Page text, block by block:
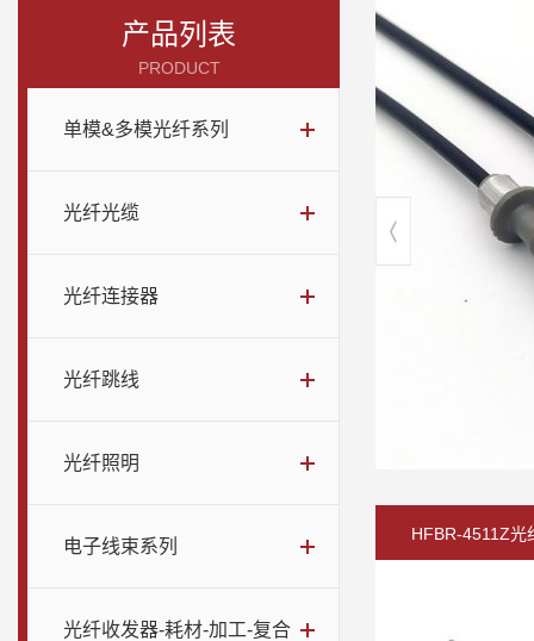
产品列表
PRODUCT
单模&多模光纤系列
光纤光缆
光纤连接器
光纤跳线
光纤照明
电子线束系列
光纤收发器-耗材-加工-复合
HFBR-4511Z光